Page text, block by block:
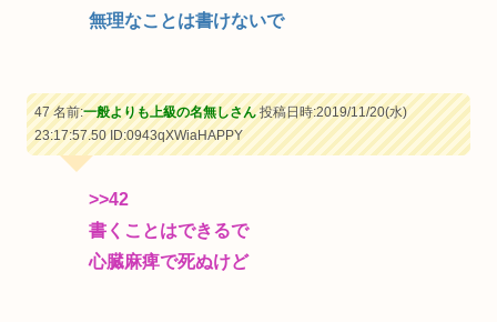
無理なことは書けないで
47 名前:一般よりも上級の名無しさん投稿日時:2019/11/20(水)
23:17:57.50ID:0943qXWiaHAPPY
>>42
書くことはできるで
心臓麻痺で死ぬけど